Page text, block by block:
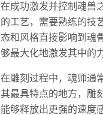
在成功激发并控制魂兽
的工艺，需要熟练的技
态和风格直接影响到魂
够最大化地激发其中的
在雕刻过程中，魂师通
其最具特点的地方，雕
能够释放出更强的速度